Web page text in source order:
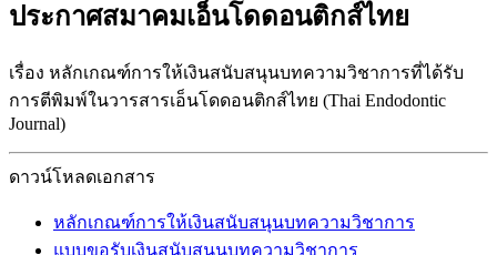
ประกาศสมาคมเอ็นโดดอนติกส์ไทย
เรื่อง หลักเกณฑ์การให้เงินสนับสนุนบทความวิชาการที่ได้รับ
การตีพิมพ์ในวารสารเอ็นโดดอนติกส์ไทย (Thai Endodontic
Journal)
ดาวน์โหลดเอกสาร
หลักเกณฑ์การให้เงินสนับสนุนบทความวิชาการ
แบบขอรับเงินสนับสนุนบทความวิชาการ